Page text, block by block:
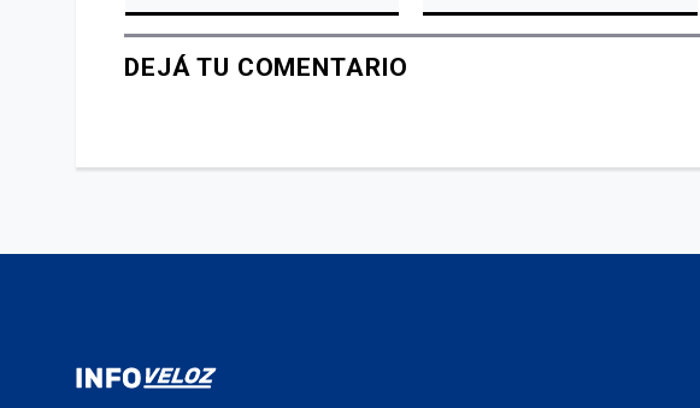
DEJÁ TU COMENTARIO